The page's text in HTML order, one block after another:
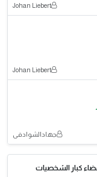
Johan Liebert
Johan Liebert
جهادالشوادفى
كبار الشخصيات